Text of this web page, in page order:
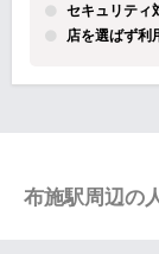
セキュリティ
店を選ばず利
布施駅周辺の